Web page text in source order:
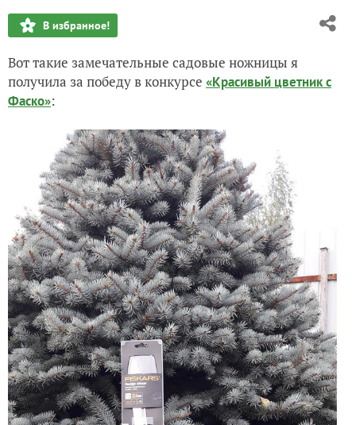
Подарки к 8 марта
Мой защитник - ножевой маньяк!
В избранное!
Вот такие замечательные садовые ножницы я
получила за победу в конкурсе «Красивый цветник с
Фаско»: